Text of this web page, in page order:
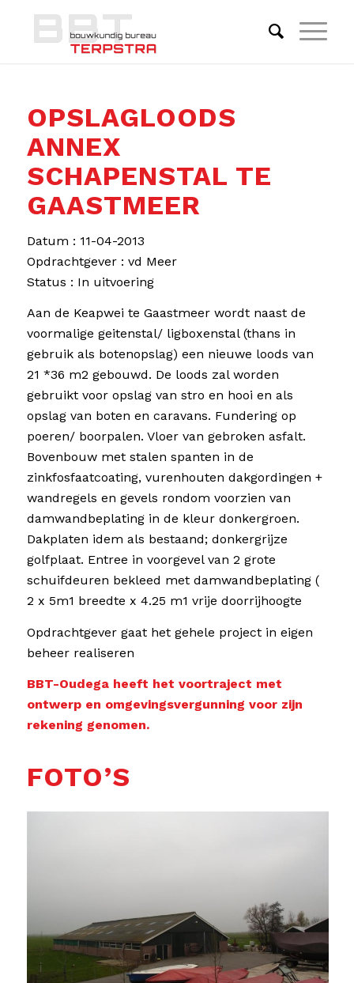
OPSLAGLOODS
ANNEX
SCHAPENSTAL TE
GAASTMEER
Datum : 11-04-2013
Opdrachtgever : vd Meer
Status : In uitvoering
Aan de Keapwei te Gaastmeer wordt naast de
voormalige geitenstal/ ligboxenstal (thans in
gebruik als botenopslag) een nieuwe loods van
21 *36 m2 gebouwd. De loods zal worden
gebruikt voor opslag van stro en hooi en als
opslag van boten en caravans. Fundering op
poeren/ boorpalen. Vloer van gebroken asfalt.
Bovenbouw met stalen spanten in de
zinkfosfaatcoating, vurenhouten dakgordingen +
wandregels en gevels rondom voorzien van
damwandbeplating in de kleur donkergroen.
Dakplaten idem als bestaand; donkergrijze
golfplaat. Entree in voorgevel van 2 grote
schuifdeuren bekleed met damwandbeplating (
2 x 5m1 breedte x 4.25 m1 vrije doorrijhoogte
Opdrachtgever gaat het gehele project in eigen
beheer realiseren
BBT-Oudega heeft het voortraject met
ontwerp en omgevingsvergunning voor zijn
rekening genomen.
FOTO’S